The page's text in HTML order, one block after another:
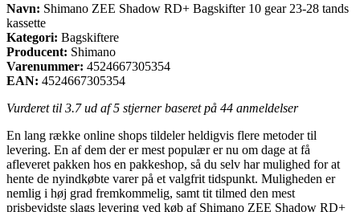
Navn: Shimano ZEE Shadow RD+ Bagskifter 10 gear 23-28 tands
kassette
Kategori: Bagskiftere
Producent: Shimano
Varenummer: 4524667305354
EAN: 4524667305354
Vurderet til 3.7ud af 5 stjerner baseret på 44 anmeldelser
En lang række online shops tildeler heldigvis flere metoder til
levering. En af dem der er mest populær er nu om dage at få
afleveret pakken hos en pakkeshop, så du selv har mulighed for at
hente de nyindkøbte varer på et valgfrit tidspunkt. Muligheden er
nemlig i høj grad fremkommelig, samt tit tilmed den mest
prisbevidste slags levering ved køb af Shimano ZEE Shadow RD+